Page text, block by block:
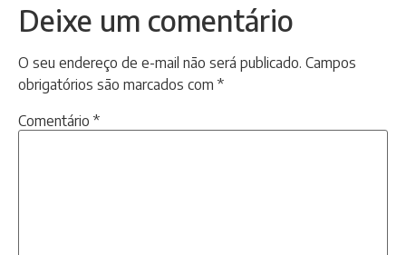
Deixe um comentário
O seu endereço de e-mail não será publicado. Campos
obrigatórios são marcados com *
Comentário *